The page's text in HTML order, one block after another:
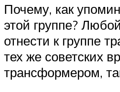
Почему, как
этой группе?
отнести к группе
тех же советских
трансформером,